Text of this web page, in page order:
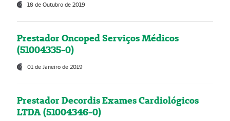
18 de Outubro de 2019
Prestador Oncoped Serviços Médicos
(51004335-0)
01 de Janeiro de 2019
Prestador Decordis Exames Cardiológicos
LTDA (51004346-0)